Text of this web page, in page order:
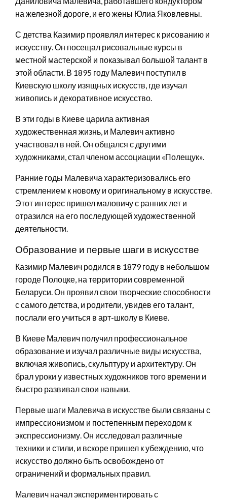
на железной дороге, и его жены Юлиа Яковлевны.
С детства Казимир проявлял интерес к рисованию и
искусству. Он посещал рисовальные курсы в
местной мастерской и показывал большой талант в
этой области. В 1895 году Малевич поступил в
Киевскую школу изящных искусств, где изучал
живопись и декоративное искусство.
В эти годы в Киеве царила активная
художественная жизнь, и Малевич активно
участвовал в ней. Он общался с другими
художниками, стал членом ассоциации «Полещук».
Ранние годы Малевича характеризовались его
стремлением к новому и оригинальному в искусстве.
Этот интерес пришел маловичу с ранних лет и
отразился на его последующей художественной
деятельности.
Образование и первые шаги в искусстве
Казимир Малевич родился в 1879 году в небольшом
городе Полоцке, на территории современной
Беларуси. Он проявил свои творческие способности
с самого детства, и родители, увидев его талант,
послали его учиться в арт-школу в Киеве.
В Киеве Малевич получил профессиональное
образование и изучал различные виды искусства,
включая живопись, скульптуру и архитектуру. Он
брал уроки у известных художников того времени и
быстро развивал свои навыки.
Первые шаги Малевича в искусстве были связаны с
импрессионизмом и постепенным переходом к
экспрессионизму. Он исследовал различные
техники и стили, и вскоре пришел к убеждению, что
искусство должно быть освобождено от
ограничений и формальных правил.
Малевич начал экспериментировать с